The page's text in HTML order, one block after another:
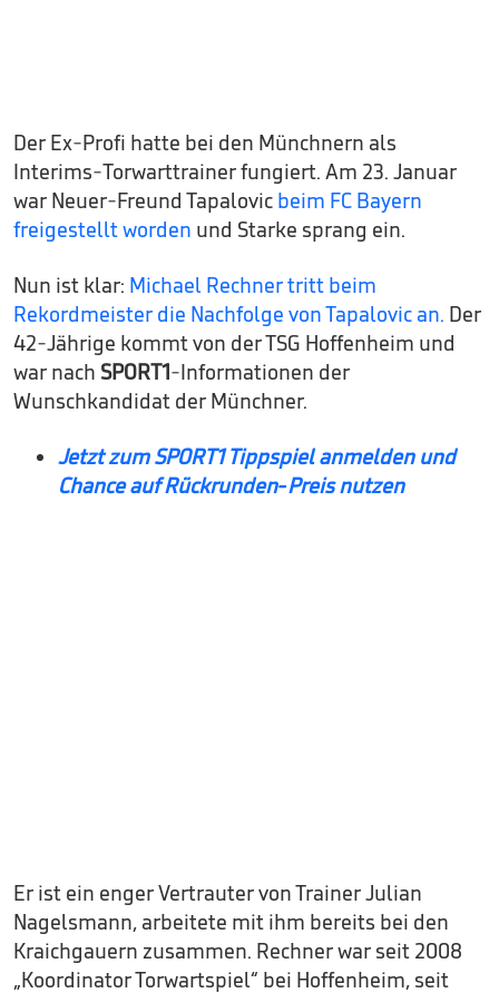
Der Ex-Profi hatte bei den Münchnern als
Interims-Torwarttrainer fungiert. Am 23. Januar
war Neuer-Freund Tapalovic beim FC Bayern
freigestellt worden und Starke sprang ein.
Nun ist klar: Michael Rechner tritt beim
Rekordmeister die Nachfolge von Tapalovic an. Der
42-Jährige kommt von der TSG Hoffenheim und
war nach SPORT1-Informationen der
Wunschkandidat der Münchner.
Jetzt zum SPORT1 Tippspiel anmelden und
Chance auf Rückrunden-Preis nutzen
Er ist ein enger Vertrauter von Trainer Julian
Nagelsmann, arbeitete mit ihm bereits bei den
Kraichgauern zusammen. Rechner war seit 2008
„Koordinator Torwartspiel“ bei Hoffenheim, seit